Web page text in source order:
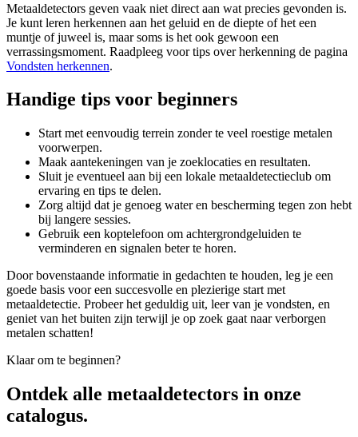
Metaaldetectors geven vaak niet direct aan wat precies gevonden is.
Je kunt leren herkennen aan het geluid en de diepte of het een
muntje of juweel is, maar soms is het ook gewoon een
verrassingsmoment. Raadpleeg voor tips over herkenning de pagina
Vondsten herkennen.
Handige tips voor beginners
Start met eenvoudig terrein zonder te veel roestige metalen
voorwerpen.
Maak aantekeningen van je zoeklocaties en resultaten.
Sluit je eventueel aan bij een lokale metaaldetectieclub om
ervaring en tips te delen.
Zorg altijd dat je genoeg water en bescherming tegen zon hebt
bij langere sessies.
Gebruik een koptelefoon om achtergrondgeluiden te
verminderen en signalen beter te horen.
Door bovenstaande informatie in gedachten te houden, leg je een
goede basis voor een succesvolle en plezierige start met
metaaldetectie. Probeer het geduldig uit, leer van je vondsten, en
geniet van het buiten zijn terwijl je op zoek gaat naar verborgen
metalen schatten!
Klaar om te beginnen?
Ontdek alle metaaldetectors in onze
catalogus.